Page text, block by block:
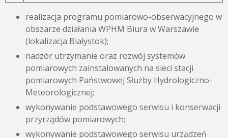
realizacja programu pomiarowo-obserwacyjnego w
obszarze działania WPHM Biura w Warszawie
(lokalizacja Białystok);
nadzór utrzymanie oraz rozwój systemów
pomiarowych zainstalowanych na sieci stacji
pomiarowych Państwowej Służby Hydrologiczno-
Meteorologicznej;
wykonywanie podstawowego serwisu i konserwacji
przyrządów pomiarowych;
wykonywanie podstawowego serwisu urządzeń